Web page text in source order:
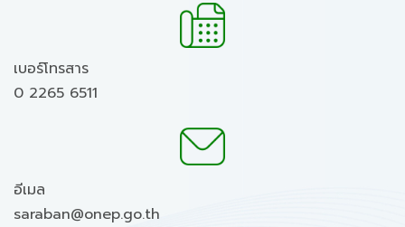
เบอร์โทรสาร
0 2265 6511
อีเมล
saraban@onep.go.th